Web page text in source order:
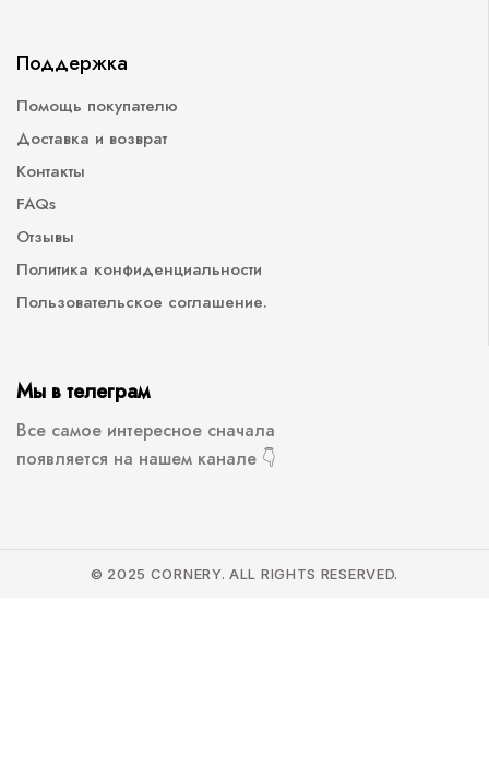
Поддержка
Помощь покупателю
Доставка и возврат
Контакты
FAQs
Отзывы
Политика конфиденциальности
Пользовательское соглашение.
Мы в телеграм
Все самое интересное сначала
появляется на нашем канале 👇
© 2025 CORNERY. ALL RIGHTS RESERVED.